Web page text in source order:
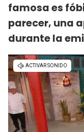
famosa es
parecer, una
durante la